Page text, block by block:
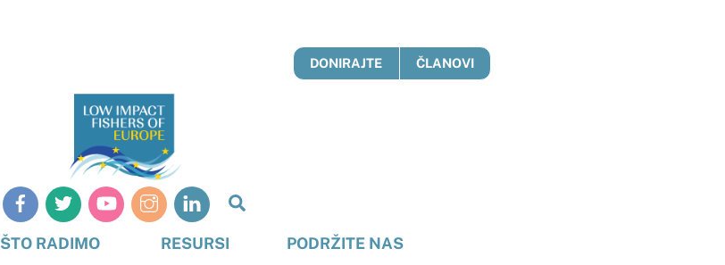
DONIRAJTE ČLANOVI
ŠTO RADIMO RESURSI PODRŽITE NAS